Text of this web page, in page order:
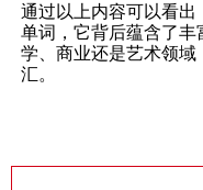
通过以上内容可以看出
单词，它背后蕴含了
学、商业还是艺术领域
汇。